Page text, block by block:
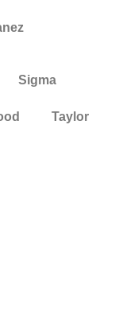
Sigma
Taylor